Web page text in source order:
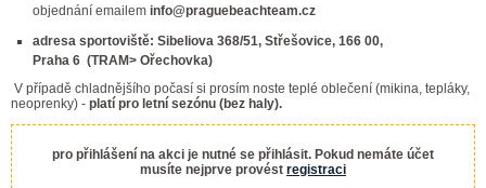
objednání emailem info@praguebeachteam.cz
adresa sportoviště: Sibeliova 368/51, Střešovice, 166 00,
Praha 6 (TRAM> Ořechovka)
V případě chladnějšího počasí si prosím noste teplé oblečení (mikina, tepláky,
neoprenky) - platí pro letní sezónu (bez haly).
pro přihlášení na akci je nutné se přihlásit. Pokud nemáte účet
musíte nejprve provést registraci